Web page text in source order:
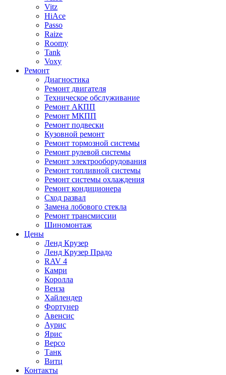
Vitz
HiAce
Passo
Raize
Roomy
Tank
Voxy
Ремонт
Диагностика
Ремонт двигателя
Техническое обслуживание
Ремонт АКПП
Ремонт МКПП
Ремонт подвески
Кузовной ремонт
Ремонт тормозной системы
Ремонт рулевой системы
Ремонт электрооборудования
Ремонт топливной системы
Ремонт системы охлаждения
Ремонт кондиционера
Сход развал
Замена лобового стекла
Ремонт трансмиссии
Шиномонтаж
Цены
Ленд Крузер
Ленд Крузер Прадо
RAV 4
Камри
Королла
Венза
Хайлендер
Фортунер
Авенсис
Аурис
Ярис
Версо
Танк
Витц
Контакты